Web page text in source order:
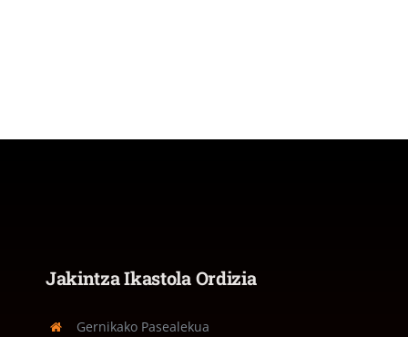
Jakintza Ikastola Ordizia
Gernikako Pasealekua